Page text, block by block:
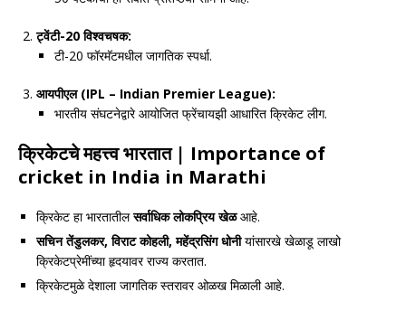
ट्वेंटी-20विश्वचषक:
टी-20 फॉरमॅटमधील जागतिक स्पर्धा.
आयपीएल (IPL – Indian Premier League):
भारतीय संघटनेद्वारे आयोजित फ्रेंचायझी आधारित क्रिकेट लीग.
क्रिकेटचे महत्त्व भारतात| Importance of
cricket in India in Marathi
क्रिकेट हा भारतातीलसर्वाधिक लोकप्रिय खेळआहे.
सचिन तेंडुलकर,विराट कोहली,महेंद्रसिंग धोनीयांसारखे खेळाडू लाखो
क्रिकेटप्रेमींच्या हृदयावर राज्य करतात.
क्रिकेटमुळे देशाला जागतिक स्तरावर ओळख मिळाली आहे.